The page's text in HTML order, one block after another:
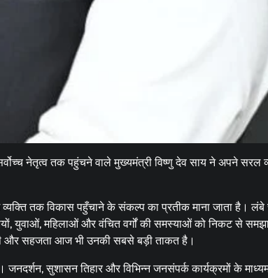
नेतृत्व तक पहुंचने वाले मुख्यमंत्री विष्णु देव साय ने अपने सरल
तक विकास पहुँचाने के संकल्प का प्रतीक माना जाता है।
युवाओं, महिलाओं और वंचित वर्गों की समस्याओं को निकट से
और सहजता आज भी उनकी सबसे बड़ी ताकत है।
सुशासन तिहार और विभिन्न जनसंपर्क कार्यक्रमों के